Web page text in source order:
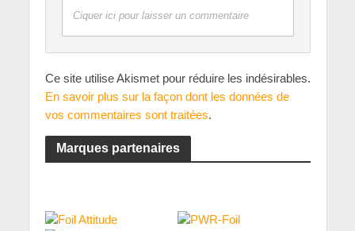
Ciquer ici pour laisser un commentaire
Ce site utilise Akismet pour réduire les indésirables.
En savoir plus sur la façon dont les données de
vos commentaires sont traitées.
Marques partenaires